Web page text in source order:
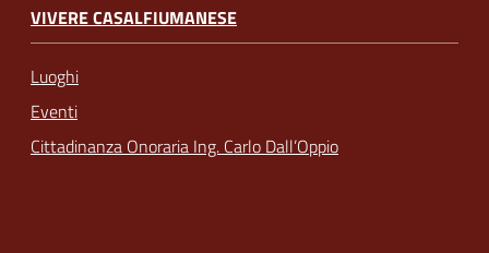
VIVERE CASALFIUMANESE
Luoghi
Eventi
Cittadinanza Onoraria Ing. Carlo Dall’Oppio